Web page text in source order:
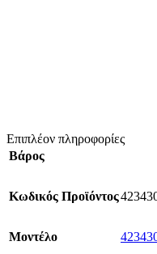
Επιπλέον πληροφορίες
Βάρος
Κωδικός Προϊόντος
Mοντέλο